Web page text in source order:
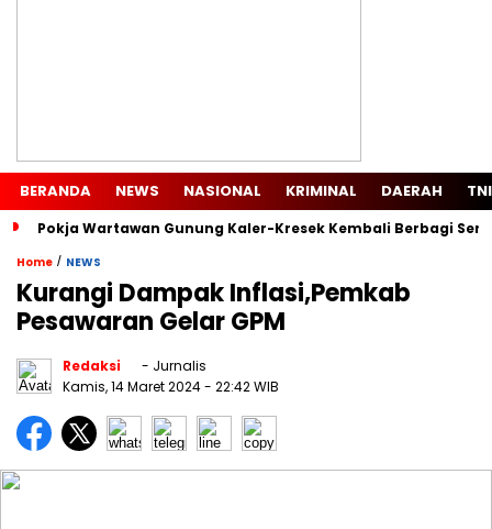
BERANDA NEWS NASIONAL KRIMINAL DAERAH
Pokja Wartawan Gunung Kaler-Kresek Kembali Berbagi
Home / NEWS
Kurangi Dampak Inflasi,Pemkab
Pesawaran Gelar GPM
Redaksi
- Jurnalis
Kamis, 14 Maret 2024- 22:42 WIB